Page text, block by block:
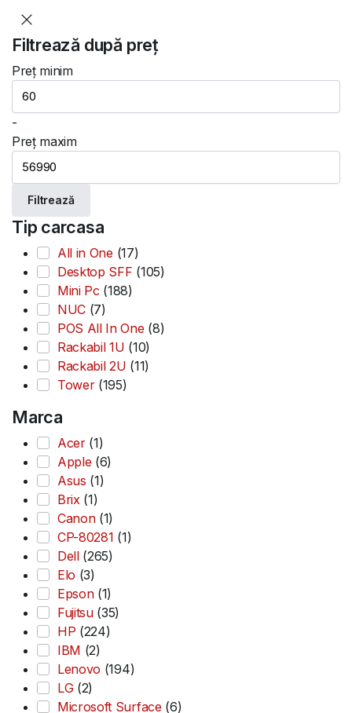
Filtrează după preț
Preț minim
-
Preț maxim
Filtrează
Tip carcasa
All in One (17)
Desktop SFF (105)
Mini Pc (188)
NUC (7)
POS All In One (8)
Rackabil 1U (10)
Rackabil 2U (11)
Tower (195)
Marca
Acer (1)
Apple (6)
Asus (1)
Brix (1)
Canon (1)
CP-80281 (1)
Dell (265)
Elo (3)
Epson (1)
Fujitsu (35)
HP (224)
IBM (2)
Lenovo (194)
LG (2)
Microsoft Surface (6)